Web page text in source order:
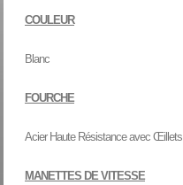
COULEUR
Blanc
FOURCHE
Acier Haute Résistance avec Œillets
MANETTES DE VITESSE